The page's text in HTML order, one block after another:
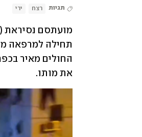
תגיות רצח ירי
את מותו.